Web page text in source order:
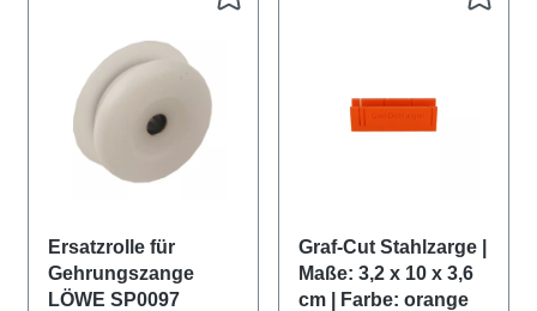
Ersatzrolle für
Gehrungszange
LÖWE SP0097
Graf-Cut Stahlzarge |
Maße: 3,2 x 10 x 3,6
cm | Farbe: orange